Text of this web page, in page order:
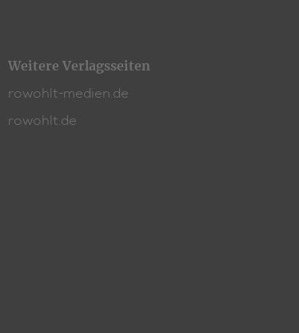
Weitere Verlagsseiten
rowohlt-medien.de
rowohlt.de